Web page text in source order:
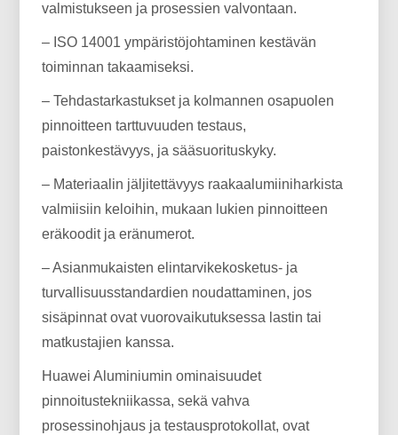
valmistukseen ja prosessien valvontaan.
– ISO 14001 ympäristöjohtaminen kestävän
toiminnan takaamiseksi.
– Tehdastarkastukset ja kolmannen osapuolen
pinnoitteen tarttuvuuden testaus,
paistonkestävyys, ja sääsuorituskyky.
– Materiaalin jäljitettävyys raakaalumiiniharkista
valmiisiin keloihin, mukaan lukien pinnoitteen
eräkoodit ja eränumerot.
– Asianmukaisten elintarvikekosketus- ja
turvallisuusstandardien noudattaminen, jos
sisäpinnat ovat vuorovaikutuksessa lastin tai
matkustajien kanssa.
Huawei Aluminiumin ominaisuudet
pinnoitustekniikassa, sekä vahva
prosessinohjaus ja testausprotokollat, ovat